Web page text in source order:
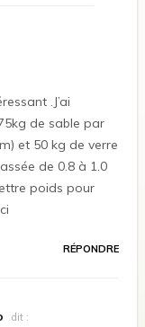
.J’ai
de sable par
et 50 kg de verre
de 0.8 à 1.0
poids pour
RÉPONDRE
dit :